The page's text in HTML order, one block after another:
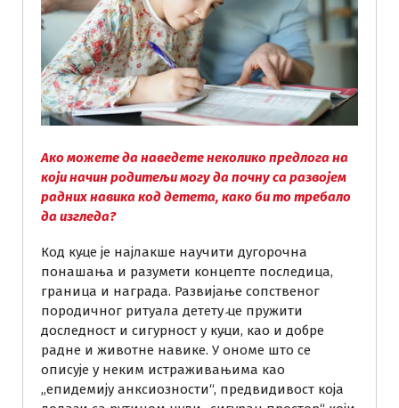
Ако можете да наведете неколико предлога на
који начин родитељи могу да почну са развојем
радних навика код детета, како би то требало
да изгледа?
Код куц́е је најлакше научити дугорочна
понашања и разумети концепте последица,
граница и награда. Развијање сопственог
породичног ритуала детету ц́е пружити
доследност и сигурност у куц́и, као и добре
радне и животне навике. У ономе што се
описује у неким истраживањима као
„епидемију анксиозности“, предвидивост која